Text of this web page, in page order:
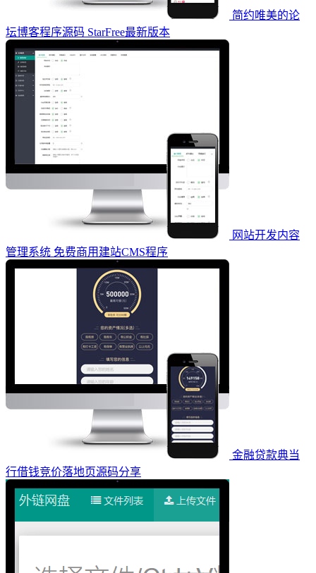
简约唯美的论
坛博客程序源码 StarFree最新版本
网站开发内容
管理系统 免费商用建站CMS程序
金融贷款典当
行借钱竞价落地页源码分享